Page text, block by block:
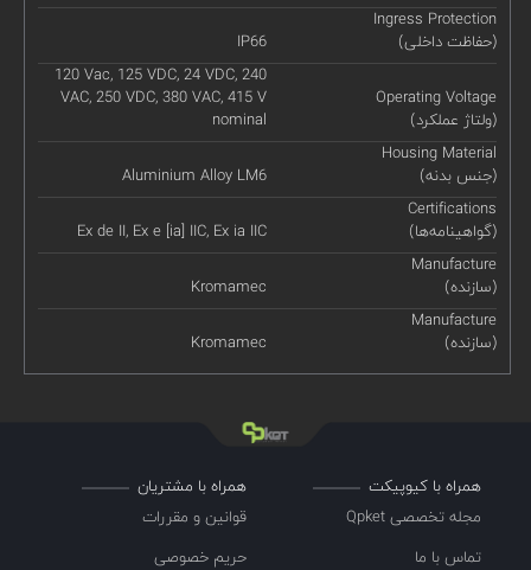
Ingress Protection
(حفاظت داخلی)
IP66
Operating Voltage
(ولتاژ عملکرد)
120 Vac, 125 VDC, 24 VDC, 240
VAC, 250 VDC, 380 VAC, 415 V
nominal
Housing Material
(جنس بدنه)
Aluminium Alloy LM6
Certifications
(گواهینامه‌ها)
Ex de II, Ex e [ia] IIC, Ex ia IIC
Manufacture
(سازنده)
Kromamec
Manufacture
(سازنده)
Kromamec
همراه با کیوپیکت
مجله تخصصی Qpket
تماس با ما
همراه با مشتریان
قوانین و مقررات
حریم خصوصی